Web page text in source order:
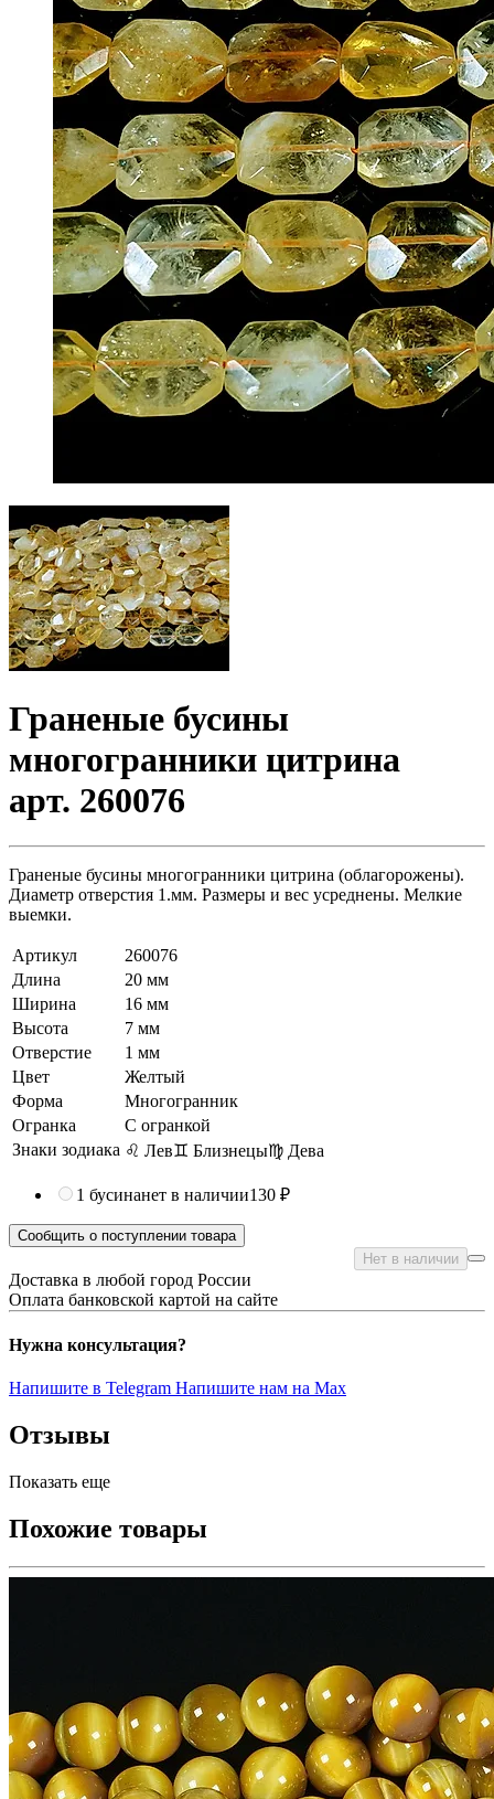
Граненые бусины
многогранники цитрина
арт. 260076
Граненые бусины многогранники цитрина (облагорожены).
Диаметр отверстия 1.мм. Размеры и вес усреднены. Мелкие
выемки.
Артикул
260076
Длина
20 мм
Ширина
16 мм
Высота
7 мм
Отверстие
1 мм
Цвет
Желтый
Форма
Многогранник
Огранка
С огранкой
Знаки зодиака ♌ Лев♊ Близнецы♍ Дева
1 бусинанет в наличии130 ₽
Сообщить о поступлении товара
Нет в наличии
Доставка в любой город России
Оплата банковской картой на сайте
Нужна консультация?
Напишите в Telegram Напишите нам на Max
Отзывы
Показать еще
Похожие товары